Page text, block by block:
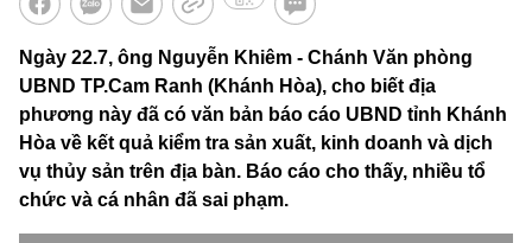
Ngày 22.7, ông Nguyễn Khiêm - Chánh Văn phòng
UBND TP.Cam Ranh (Khánh Hòa), cho biết địa
phương này đã có văn bản báo cáo UBND tỉnh Khánh
Hòa về kết quả kiểm tra sản xuất, kinh doanh và dịch
vụ thủy sản trên địa bàn. Báo cáo cho thấy, nhiều tổ
chức và cá nhân đã sai phạm.